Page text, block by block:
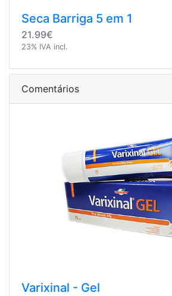
Seca Barriga 5 em 1
21.99€
23% IVA incl.
Comentários
Varixinal - Gel